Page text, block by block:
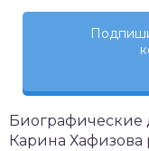
Биографические
Карина Хафизова